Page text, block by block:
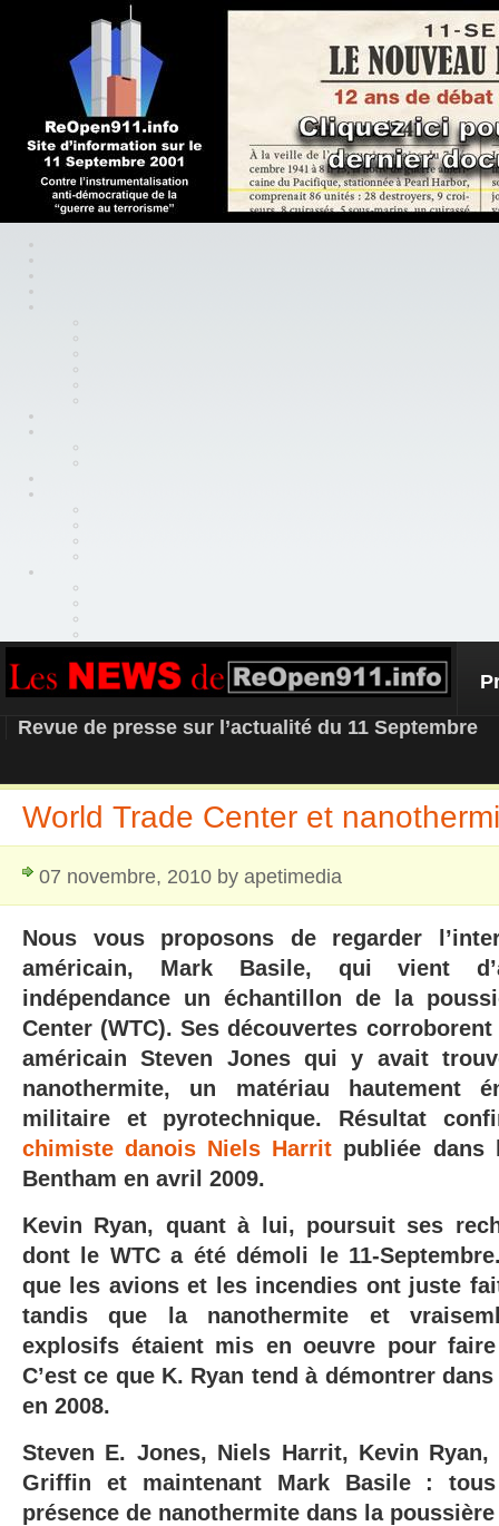
REOPEN911 – NEWS
Revue de presse sur l’actualité du 11 Septembre
World Trade Center et
07 novembre, 2010 by apetimedia
Nous vous proposons de regarder
américain, Mark Basile, qui vient
indépendance un échantillon de la
Center (WTC). Ses découvertes
américain Steven Jones qui y avait
nanothermite, un matériau hautement
militaire et pyrotechnique. Résultat
chimistedanois Niels Harrit publiée dans
Bentham en avril 2009.
Kevin Ryan, quant à lui, poursuit ses
dont le WTC a été démoli le 11-
que les avions et les incendies ont juste
tandis que la nanothermite et
explosifs étaient mis enoeuvre pour
C’est ce que K. Ryan tend à démontrer
en 2008.
Steven E. Jones, Niels Harrit, Kevin Ryan,
Griffin et maintenant Mark Basile : tous
présence de nanothermite dans la poussière